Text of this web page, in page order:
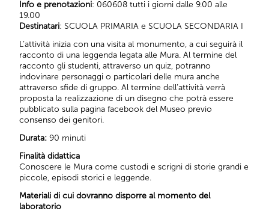
Info e prenotazioni: 060608 tutti i giorni dalle 9.00 alle
19.00
Destinatari: SCUOLA PRIMARIA e SCUOLA SECONDARIA I
L’attività inizia con una visita al monumento, a cui seguirà il
racconto di una leggenda legata alle Mura. Al termine del
racconto gli studenti, attraverso un quiz, potranno
indovinare personaggi o particolari delle mura anche
attraverso sfide di gruppo. Al termine dell’attività verrà
proposta la realizzazione di un disegno che potrà essere
pubblicato sulla pagina facebook del Museo previo
consenso dei genitori.
Durata:90 minuti
Finalità didattica
Conoscere le Mura come custodi e scrigni di storie grandi e
piccole, episodi storici e leggende.
Materiali di cui dovranno disporre al momento del
laboratorio